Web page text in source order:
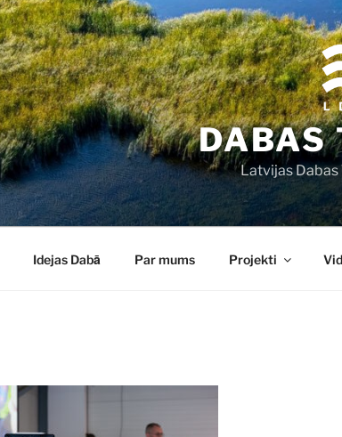
DABAS
Latvijas
Idejas Dabā Par mums Projekti